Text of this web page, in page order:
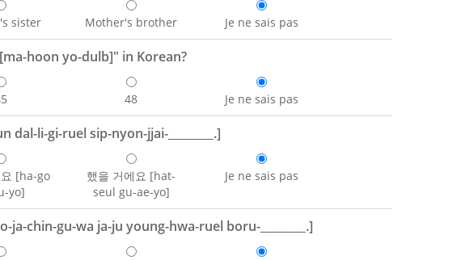
sister Mother's brother Je ne sais pas
hoon yo-dulb]" in Korean?
48 Je ne sais pas
dal-li-gi-ruel sip-nyon-jjai-________.]
[ha-go
yo]
했을 거에요 [hat-
seul gu-ae-yo]
Je ne sais pas
ja-chin-gu-wa ja-ju young-hwa-ruel boru-________.]